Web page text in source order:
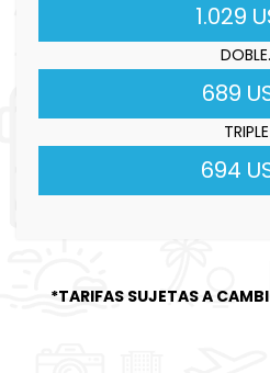
1.029
DOBLE.
689
TRIPLE
694
*TARIFAS SUJETAS A